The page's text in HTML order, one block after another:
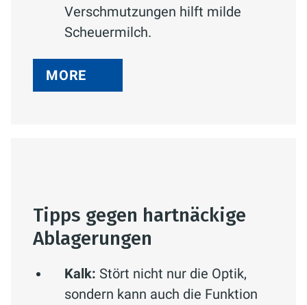
Verschmutzungen hilft milde
Scheuermilch.
MORE
Tipps gegen hartnäckige
Ablagerungen
Kalk: Stört nicht nur die Optik,
sondern kann auch die Funktion